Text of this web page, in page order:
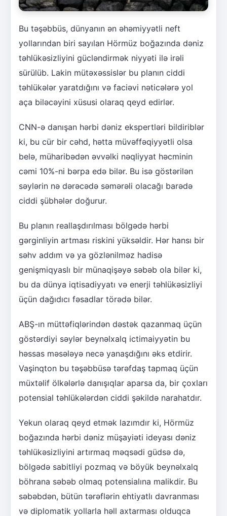
Bu təşəbbüs, dünyanın ən əhəmiyyətli neft
yollarından biri sayılan Hörmüz boğazında dəniz
təhlükəsizliyini gücləndirmək niyyəti ilə irəli
sürülüb. Lakin mütəxəssislər bu planın ciddi
təhlükələr yaratdığını və faciəvi nəticələrə yol
aça biləcəyini xüsusi olaraq qeyd edirlər.
CNN-ə danışan hərbi dəniz ekspertləri bildiriblər
ki, bu cür bir cəhd, hətta müvəffəqiyyətli olsa
belə, müharibədən əvvəlki nəqliyyat həcminin
cəmi 10%-ni bərpa edə bilər. Bu isə göstərilən
səylərin nə dərəcədə səmərəli olacağı barədə
ciddi şübhələr doğurur.
Bu planın reallaşdırılması bölgədə hərbi
gərginliyin artması riskini yüksəldir. Hər hansı bir
səhv addım və ya gözlənilməz hadisə
genişmiqyaslı bir münaqişəyə səbəb ola bilər ki,
bu da dünya iqtisadiyyatı və enerji təhlükəsizliyi
üçün dağıdıcı fəsadlar törədə bilər.
ABŞ-ın müttəfiqlərindən dəstək qazanmaq üçün
göstərdiyi səylər beynəlxalq ictimaiyyətin bu
həssas məsələyə necə yanaşdığını əks etdirir.
Vaşinqton bu təşəbbüsə tərəfdaş tapmaq üçün
müxtəlif ölkələrlə danışıqlar aparsa da, bir çoxları
potensial təhlükələrdən ciddi şəkildə narahatdır.
Yekun olaraq qeyd etmək lazımdır ki, Hörmüz
boğazında hərbi dəniz müşayiəti ideyası dəniz
təhlükəsizliyini artırmaq məqsədi güdsə də,
bölgədə sabitliyi pozmaq və böyük beynəlxalq
böhrana səbəb olmaq potensialına malikdir. Bu
səbəbdən, bütün tərəflərin ehtiyatlı davranması
və diplomatik yollarla həll axtarması olduqca